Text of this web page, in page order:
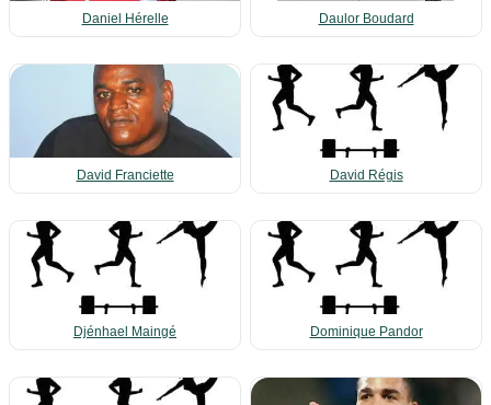
Daniel Hérelle Daulor Boudard
David Franciette David Régis
Djénhael Maingé Dominique Pandor